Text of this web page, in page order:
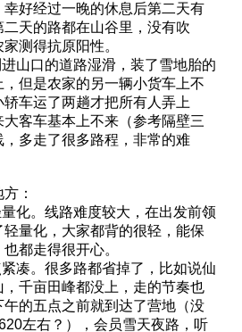
幸好经过一晚的休息后第二天有
天的路都在山谷里，没有吹
测得抗原阳性。
山口的道路湿滑，装了雪地胎的
但是农家的另一辆小货车上不
车运了两趟才把所有人弄上
客车基本上不来（参考隔壁三
，多走了很多路程，非常的难
：
化。线路难度较大，在出发前领
轻量化，大家都背的很轻，能保
都走得很开心。
凑。很多路都省掉了，比如说仙
，千亩田峰都没上，走的节奏也
午的五点之前就到达了营地（没
左右？），会员雪天夜路，听